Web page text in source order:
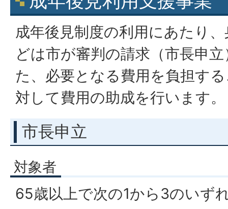
成年後見制度の利用にあたり
どは市が審判の請求（市長申
た、必要となる費用を負担す
対して費用の助成を行います。
市長申立
対象者
65歳以上で次の1から3のいず